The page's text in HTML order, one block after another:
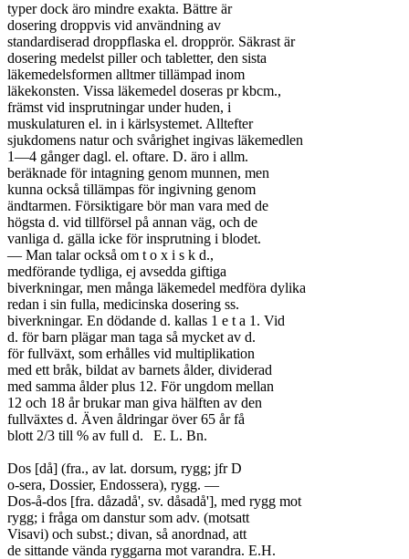
typer dock äro mindre exakta. Bättre är
dosering droppvis vid användning av
standardiserad droppflaska el. dropprör. Säkrast är
dosering medelst piller och tabletter, den sista
läkemedelsformen alltmer tillämpad inom
läkekonsten. Vissa läkemedel doseras pr kbcm.,
främst vid insprutningar under huden, i
muskulaturen el. in i kärlsystemet. Alltefter
sjukdomens natur och svårighet ingivas läkemedlen
1—4 gånger dagl. el. oftare. D. äro i allm.
beräknade för intagning genom munnen, men
kunna också tillämpas för ingivning genom
ändtarmen. Försiktigare bör man vara med de
högsta d. vid tillförsel på annan väg, och de
vanliga d. gälla icke för insprutning i blodet.
— Man talar också om t o x i s k d.,
medförande tydliga, ej avsedda giftiga
biverkningar, men många läkemedel medföra dylika
redan i sin fulla, medicinska dosering ss.
biverkningar. En dödande d. kallas 1 e t a 1. Vid
d. för barn plägar man taga så mycket av d.
för fullväxt, som erhålles vid multiplikation
med ett bråk, bildat av barnets ålder, dividerad
med samma ålder plus 12. För ungdom mellan
12 och 18 år brukar man giva hälften av den
fullväxtes d. Även åldringar över 65 år få
blott 2/3 till % av full d.	E. L. Bn.
Dos [då] (fra., av lat. dorsum, rygg; jfr D
o-sera, Dossier, Endossera), rygg. —
Dos-å-dos [fra. dåzadå', sv. dåsadå'], med rygg mot
rygg; i fråga om danstur som adv. (motsatt
Visavi) och subst.; divan, så anordnad, att
de sittande vända ryggarna mot varandra. E.H.